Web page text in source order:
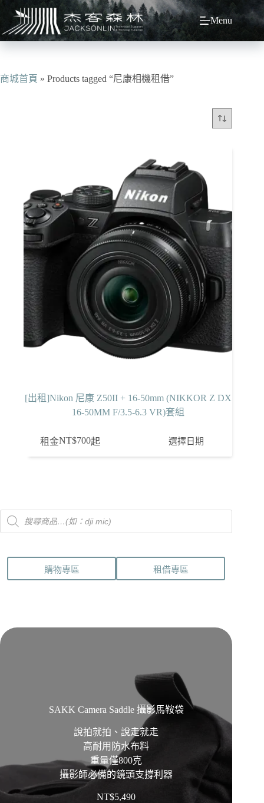
主
容
Menu
商城首頁 » Products tagged “尼康相機租借”
[出租]Nikon 尼康 Z50II + 16-50mm (NIKKOR Z DX
16-50MM F/3.5-6.3 VR)套組
租金NT$700起 選擇日期
Products
search
購物專區 租借專區
SAKK Camera Saddle 攝影馬鞍袋
說拍就拍、說走就走
高耐用防水布料
重量僅800克
攝影師必備的鏡頭支撐利器
NT$5,490